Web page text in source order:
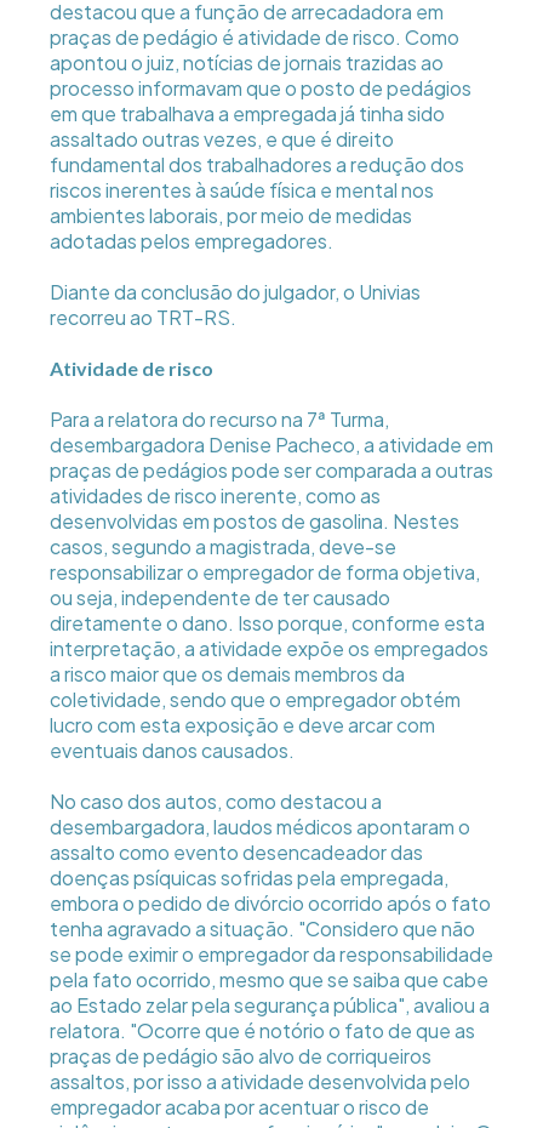
destacou que a função de arrecadadora em
praças de pedágio é atividade de risco. Como
apontou o juiz, notícias de jornais trazidas ao
processo informavam que o posto de pedágios
em que trabalhava a empregada já tinha sido
assaltado outras vezes, e que é direito
fundamental dos trabalhadores a redução dos
riscos inerentes à saúde física e mental nos
ambientes laborais, por meio de medidas
adotadas pelos empregadores.
Diante da conclusão do julgador, o Univias
recorreu ao TRT-RS.
Atividade de risco
Para a relatora do recurso na 7ª Turma,
desembargadora Denise Pacheco, a atividade em
praças de pedágios pode ser comparada a outras
atividades de risco inerente, como as
desenvolvidas em postos de gasolina. Nestes
casos, segundo a magistrada, deve-se
responsabilizar o empregador de forma objetiva,
ou seja, independente de ter causado
diretamente o dano. Isso porque, conforme esta
interpretação, a atividade expõe os empregados
a risco maior que os demais membros da
coletividade, sendo que o empregador obtém
lucro com esta exposição e deve arcar com
eventuais danos causados.
No caso dos autos, como destacou a
desembargadora, laudos médicos apontaram o
assalto como evento desencadeador das
doenças psíquicas sofridas pela empregada,
embora o pedido de divórcio ocorrido após o fato
tenha agravado a situação. "Considero que não
se pode eximir o empregador da responsabilidade
pela fato ocorrido, mesmo que se saiba que cabe
ao Estado zelar pela segurança pública", avaliou a
relatora. "Ocorre que é notório o fato de que as
praças de pedágio são alvo de corriqueiros
assaltos, por isso a atividade desenvolvida pelo
empregador acaba por acentuar o risco de